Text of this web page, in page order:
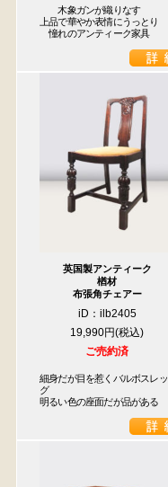
木象ガンが織りなす
上品で華やか表情にうっとり
憧れのアンティーク家具
英国製アンティーク
楢材
布張角チェアー
iD：ilb2405
19,990円
ご売約済
細身だが目を惹くバルボスレッ
グ
明るい色の座面だが品がある